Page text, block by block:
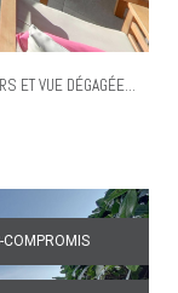
ET VUE DÉGAGÉE...
COMPROMIS